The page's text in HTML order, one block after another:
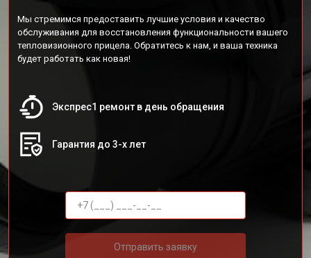
Мы стремимся предоставить лучшие условия и качество
обслуживания для восстановления функциональности вашего
тепловизионного прицела. Обратитесь к нам, и ваша техника
будет работать как новая!
Экспрес1 ремонт в день обращения
Гарантия до 3-х лет
Отправить заявку